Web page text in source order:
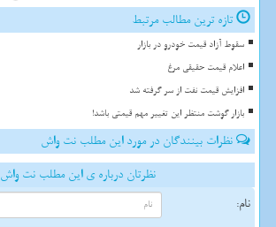
تازه ترین مطالب مرتبط
سقوط آزاد قیمت خودرو در بازار
اعلام قیمت حقیقی مرغ
افزایش قیمت نفت از سر گرفته شد
بازار گوشت منتظر این تغییر مهم قیمتی باشد!
نظرات بینندگان در مورد این مطلب نت واش
نظرتان درباره ی این مطلب نت واش
نام: